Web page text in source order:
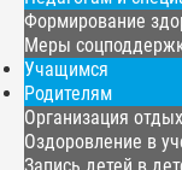
Формирование
Меры
Учащимся
Родителям
Организация
Оздоровление в